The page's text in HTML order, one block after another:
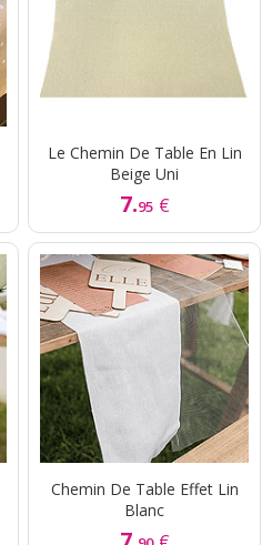
Le Chemin De Table En Lin
Beige Uni
7.95 €
Chemin De Table Effet Lin
Blanc